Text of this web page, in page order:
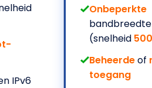
IPv6
Onbeperkte
bandbreedte
(snelheid 500
Beheerdeof
toegang